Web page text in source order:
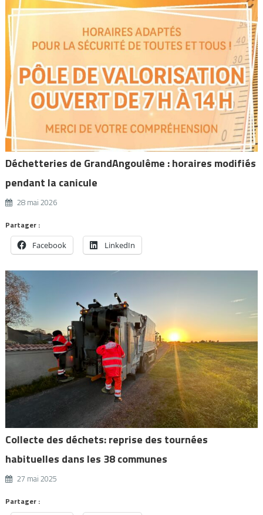
Déchetteries de GrandAngoulême : horaires modifiés
pendant la canicule
28 mai 2026
Partager :
Facebook LinkedIn
Collecte des déchets: reprise des tournées
habituelles dans les 38 communes
27 mai 2025
Partager :